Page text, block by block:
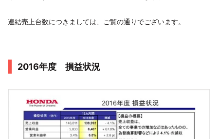
連結売上台数につきましては、ご覧の通りでございます。
2016年度 損益状況